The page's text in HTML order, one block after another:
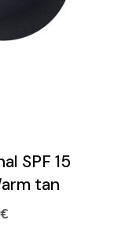
SPF 15
tan
€